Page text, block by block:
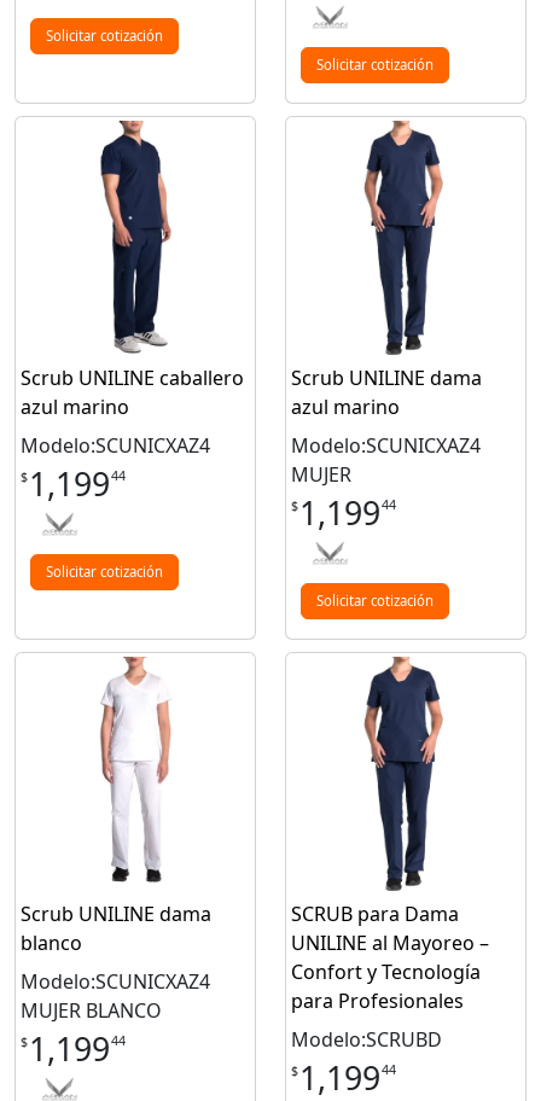
Solicitar cotización
Solicitar cotización
Scrub UNILINE caballero
azul marino
Modelo:SCUNICXAZ4
$ 1,19944
Solicitar cotización
Scrub UNILINE dama
azul marino
Modelo:SCUNICXAZ4
MUJER
$ 1,19944
Solicitar cotización
Scrub UNILINE dama
blanco
Modelo:SCUNICXAZ4
MUJER BLANCO
$ 1,19944
SCRUB para Dama
UNILINE al Mayoreo –
Confort y Tecnología
para Profesionales
Modelo:SCRUBD
$ 1,19944